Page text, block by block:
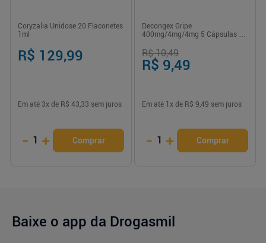
Coryzalia Unidose 20 Flaconetes
1ml
R$ 129,99
Em até 3x de R$ 43,33 sem juros
- 1 + Comprar
Decongex Gripe
400mg/4mg/4mg 5 Cápsulas -
R$ 10,49
R$ 9,49
Em até 1 x de R$ 9,49 sem juros
- 1 + Comprar
Baixe o app da Drogasmil